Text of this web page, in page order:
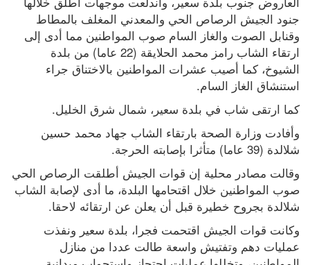
استنشاق الغاز السام.
كما ارتقى شاب في بلدة سعير، شمال شرق الخليل.
شلالدة (39 عاما) متأثرا بإصابته الحرجة.
شلالدة بجروح خطيرة قبل أن يعلن عن ارتقائه لاحقا.